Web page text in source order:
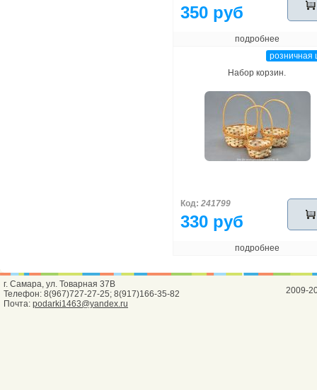
350 руб
подробнее
розничная
Набор корзин.
Код: 241799
330 руб
подробнее
г. Самара, ул. Товарная 37В
Телефон: 8(967)727-27-25; 8(917)166-35-82
Почта: podarki1463@yandex.ru
2009-